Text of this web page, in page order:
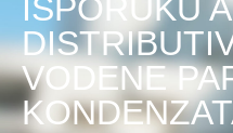
ISPORUKU
VODENE